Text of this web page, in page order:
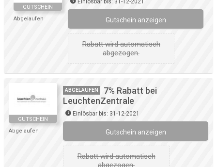
GUTSCHEIN
Abgelaufen
Einlösbar bis: 31-12-2021
Gutschein anzeigen
Rabatt wird automatisch
abgezogen.
GUTSCHEIN
Abgelaufen
ABGELAUFEN
7% Rabatt bei
LeuchtenZentrale
Einlösbar bis: 31-12-2021
Gutschein anzeigen
Rabatt wird automatisch
abgezogen.